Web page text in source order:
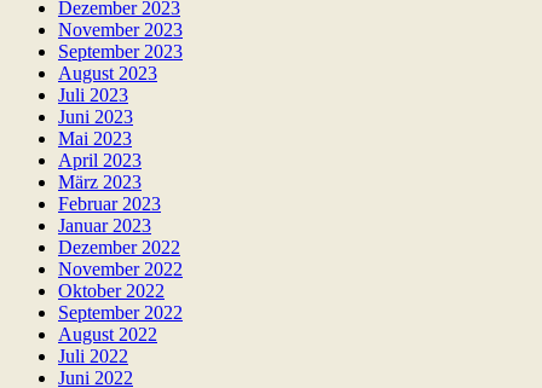
Dezember 2023
November 2023
September 2023
August 2023
Juli 2023
Juni 2023
Mai 2023
April 2023
März 2023
Februar 2023
Januar 2023
Dezember 2022
November 2022
Oktober 2022
September 2022
August 2022
Juli 2022
Juni 2022